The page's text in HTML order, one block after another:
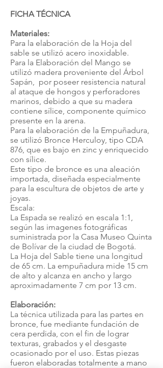
FICHA TÉCNICA
Materiales:
Para la elaboración de la Hoja del
sable se utilizó acero inoxidable.
Para la Elaboración del Mango se
utilizó madera proveniente del Árbol
Sapán, por poseer resistencia natural
al ataque de hongos y perforadores
marinos, debido a que su madera
contiene sílice, componente químico
presente en la arena.
Para la elaboración de la Empuñadura,
se utilizó Bronce Herculoy, tipo CDA
876, que es bajo en zinc y enriquecido
con sílice.
Este tipo de bronce es una aleación
importada, diseñada especialmente
para la escultura de objetos de arte y
joyas.
Escala:
La Espada se realizó en escala 1:1,
según las imagenes fotográficas
suministrada por la Casa Museo Quinta
de Bolívar de la ciudad de Bogotá.
La Hoja del Sable tiene una longitud
de 65 cm. La empuñadura mide 15 cm
de alto y alcanza en ancho y largo
aproximadamente 7 cm por 13 cm.
Elaboración:
La técnica utilizada para las partes en
bronce, fue mediante fundación de
cera perdida, con el fin de lograr
texturas, grabados y el desgaste
ocasionado por el uso. Estas piezas
fueron elaboradas totalmente a mano